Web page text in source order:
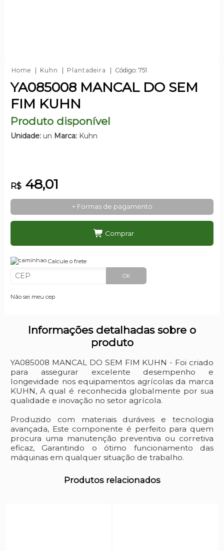
Home Kuhn Plantadeira Código: 751
YA085008 MANCAL DO SEM
FIM KUHN
Produto disponível
Unidade:un Marca:Kuhn
R$48,01
+ Formas de pagamento
Comprar
Calcule o frete
OK
Não sei meu cep
Informações detalhadas sobre o
produto
YA085008 MANCAL DO SEM FIM KUHN - Foi criado
para assegurar excelente desempenho e
longevidade nos equipamentos agrícolas da marca
KUHN, A qual é reconhecida globalmente por sua
qualidade e inovação no setor agrícola.
Produzido com materiais duráveis e tecnologia
avançada, Este componente é perfeito para quem
procura uma manutenção preventiva ou corretiva
eficaz, Garantindo o ótimo funcionamento das
máquinas em qualquer situação de trabalho.
Produtos relacionados